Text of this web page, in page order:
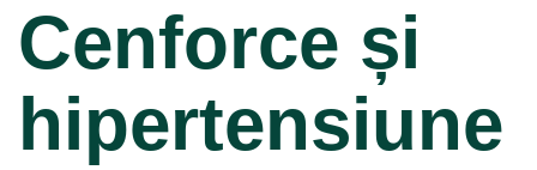
Cenforce și
hipertensiune